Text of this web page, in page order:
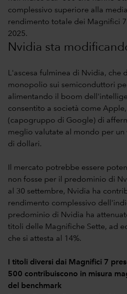
complessivo superiore alla
rendimento totale dei Magnifici
2025.
Nvidia sta
L'ascesa fulminea di Nvidia, che
monopolio sui semiconduttori
alimentando il boom
consentito a società come
(capogruppo di Google) di
meglio valutate al mondo per
di dollari.
Il mercato potrebbe essere
non fosse per il predominio di
al 30 settembre, Nvidia ha
rendimento complessivo
predominio di Nvidia ha
titoli delle Magnifiche Sette, ad
che si attesta al 14%.
I titoli diversi dai Magnifici 7
500 contribuiscono in misura
del benchmark